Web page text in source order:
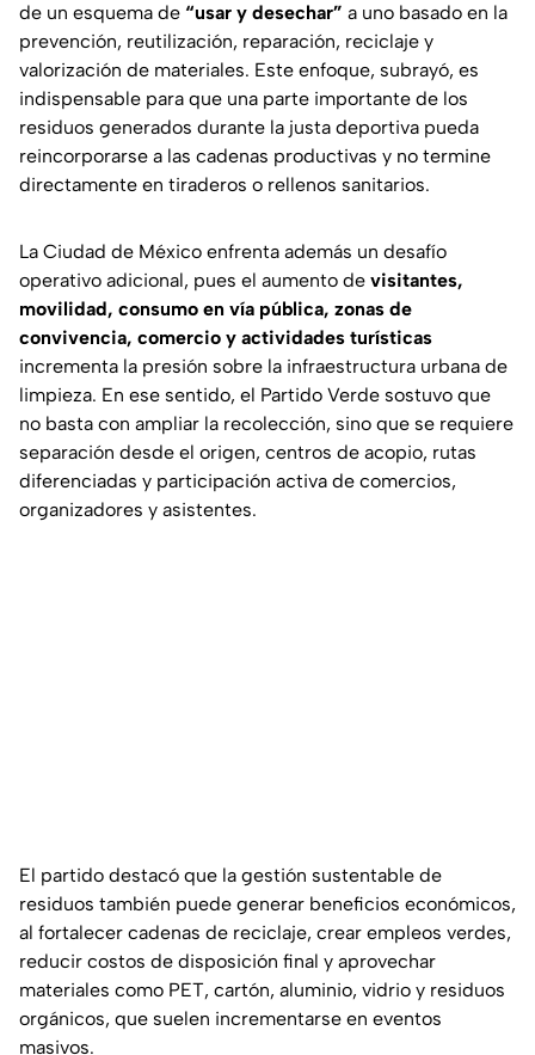
de un esquema de “usar y desechar” a uno basado en la
prevención, reutilización, reparación, reciclaje y
valorización de materiales. Este enfoque, subrayó, es
indispensable para que una parte importante de los
residuos generados durante la justa deportiva pueda
reincorporarse a las cadenas productivas y no termine
directamente en tiraderos o rellenos sanitarios.
La Ciudad de México enfrenta además un desafío
operativo adicional, pues el aumento de visitantes,
movilidad, consumo en vía pública, zonas de
convivencia, comercio y actividades turísticas
incrementa la presión sobre la infraestructura urbana de
limpieza. En ese sentido, el Partido Verde sostuvo que
no basta con ampliar la recolección, sino que se requiere
separación desde el origen, centros de acopio, rutas
diferenciadas y participación activa de comercios,
organizadores y asistentes.
El partido destacó que la gestión sustentable de
residuos también puede generar beneficios económicos,
al fortalecer cadenas de reciclaje, crear empleos verdes,
reducir costos de disposición final y aprovechar
materiales como PET, cartón, aluminio, vidrio y residuos
orgánicos, que suelen incrementarse en eventos
masivos.